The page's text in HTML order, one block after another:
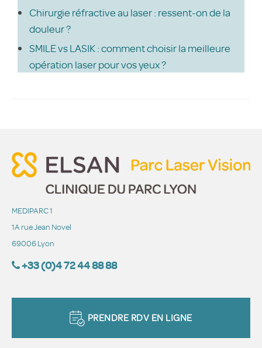
Chirurgie réfractive au laser : ressent-on de la
douleur ?
SMILE vs LASIK : comment choisir la meilleure
opération laser pour vos yeux ?
MEDIPARC 1
1A rue Jean Novel
69006 Lyon
+33 (0)4 72 44 88 88
PRENDRE RDV EN LIGNE